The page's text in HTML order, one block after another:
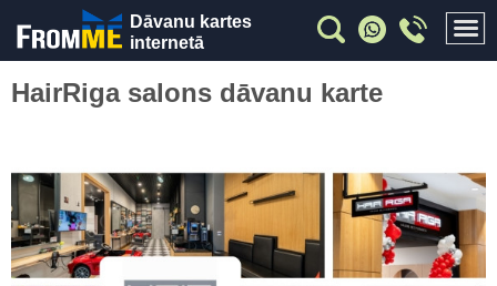
Dāvanu kartes
internetā
HairRiga salons dāvanu karte